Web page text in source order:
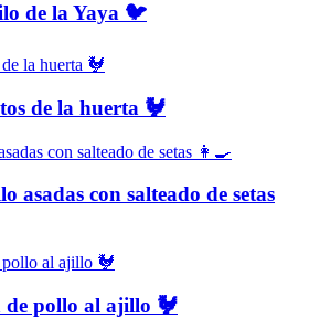
de la Yaya 🐦
de la huerta 🐓
asadas con salteado de setas
de pollo al ajillo 🐓